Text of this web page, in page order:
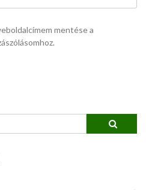
mentése a